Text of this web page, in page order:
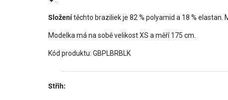
Složenítěchto braziliek je 82 % polyamid a 18 % elastan.
Modelka má na sobě velikost XS a měří 175 cm.
Kód produktu: GBPLBRBLK
Střih: